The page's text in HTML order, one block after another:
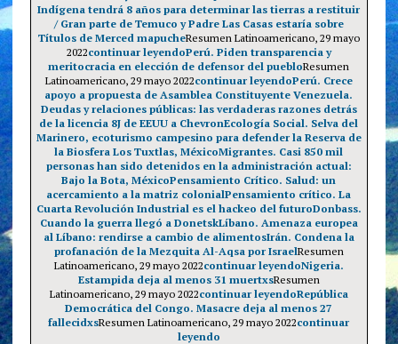
Indígena tendrá 8 años para determinar las tierras a restituir
/ Gran parte de Temuco y Padre Las Casas estaría sobre
Títulos de Merced mapucheResumen Latinoamericano, 29 mayo
2022continuar leyendoPerú. Piden transparencia y
meritocracia en elección de defensor del puebloResumen
Latinoamericano, 29 mayo 2022continuar leyendoPerú. Crece
apoyo a propuesta de Asamblea ConstituyenteVenezuela.
Deudas y relaciones públicas: las verdaderas razones detrás
de la licencia 8J de EEUU a ChevronEcología Social. Selva del
Marinero, ecoturismo campesino para defender la Reserva de
la Biosfera Los Tuxtlas, MéxicoMigrantes. Casi 850 mil
personas han sido detenidos en la administración actual:
Bajo la Bota, MéxicoPensamiento Crítico. Salud: un
acercamiento a la matriz colonialPensamiento crítico. La
Cuarta Revolución Industrial es el hackeo del futuroDonbass.
Cuando la guerra llegó a DonetskLíbano. Amenaza europea
al Líbano: rendirse a cambio de alimentosIrán. Condena la
profanación de la Mezquita Al-Aqsa por IsraelResumen
Latinoamericano, 29 mayo 2022continuar leyendoNigeria.
Estampida deja al menos 31 muertxsResumen
Latinoamericano, 29 mayo 2022continuar leyendoRepública
Democrática del Congo. Masacre deja al menos 27
fallecidxsResumen Latinoamericano, 29 mayo 2022continuar
leyendo